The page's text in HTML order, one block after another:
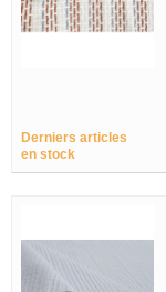
Derniers articles
en stock